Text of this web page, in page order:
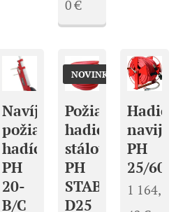
0€
Navíjač
požiarnych
hadíc
PH
20-
B/C
Požiarna
hadica
stálotvará
PH
STABIL
D25
NOVINKA
PH
25/60
1 164,